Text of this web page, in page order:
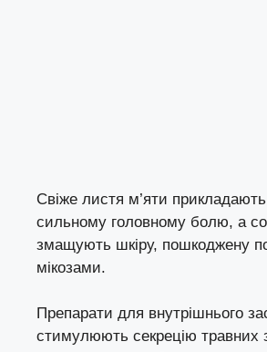
Свіже листя м’яти
сильному головному болю, а
змащують шкіру, пошкоджену
мікозами.
Препарати для внутрішнього
стимулюють секрецію травних